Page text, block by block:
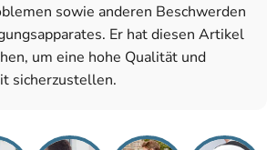
sowie anderen Beschwerden
Er hat diesen Artikel
um eine hohe Qualität und
sicherzustellen.